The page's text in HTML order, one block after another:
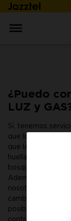
¿Puedo
LUZ y
Sí, tenemos
que lo solicite.
que las demás,
huella de
bosques y
Además,
nosotros dispones
cambiar de
posible porque la
contratada nos